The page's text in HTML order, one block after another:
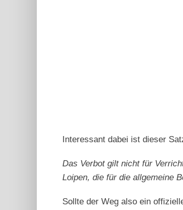
Interessant dabei ist dieser
Das Verbot gilt nicht für
Loipen, die für die allgemeine
Sollte der Weg also ein